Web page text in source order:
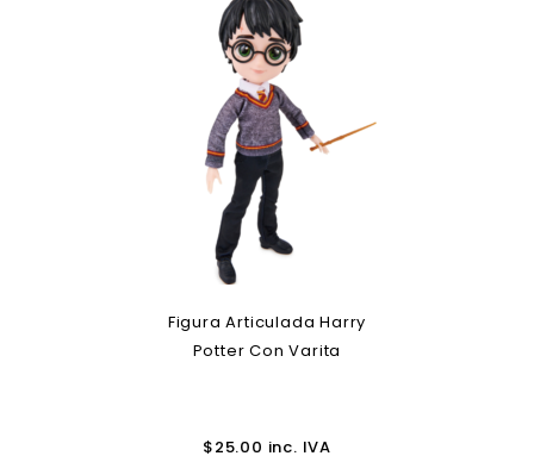
Figura Articulada Harry
Potter Con Varita
$25.00 inc. IVA